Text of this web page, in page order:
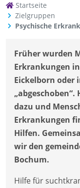
Startseite
Zielgruppen
Psychische
Früher wurden
Erkrankungen
Eickelborn oder
„abgeschoben“.
dazu und
Erkrankungen
Hilfen.
wir den
Bochum.
Hilfe für